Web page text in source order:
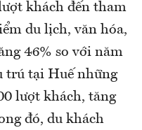
khách đến tham
du lịch, văn hóa,
46% so với năm
trú tại Huế những
lượt khách, tăng
đó, du khách